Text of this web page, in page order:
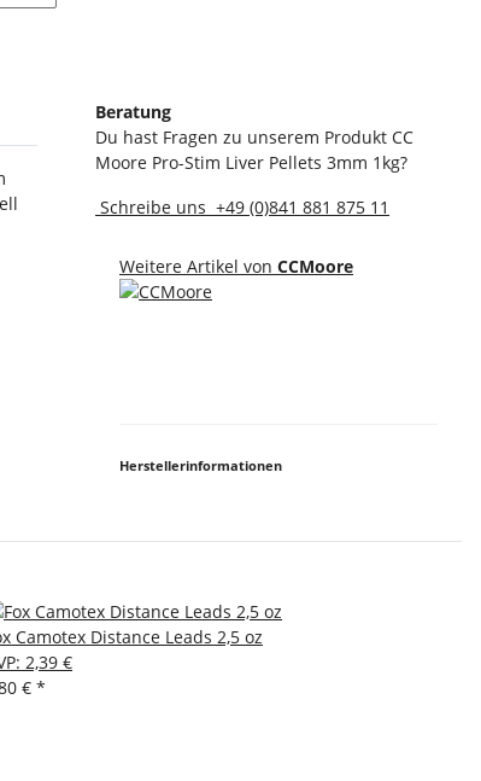
Beratung
Du hast Fragen zu unserem Produkt CC
Moore Pro-Stim Liver Pellets 3mm 1kg?
Schreibe uns +49 (0)841 881 875 11
Weitere Artikel von CCMoore
Herstellerinformationen
Camotex Distance Leads 2,5 oz
: 2,39 €
€ *